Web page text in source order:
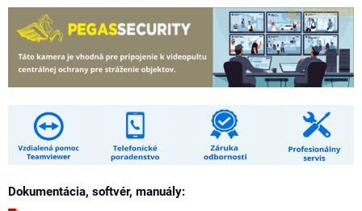
Dokumentácia, softvér, manuály: